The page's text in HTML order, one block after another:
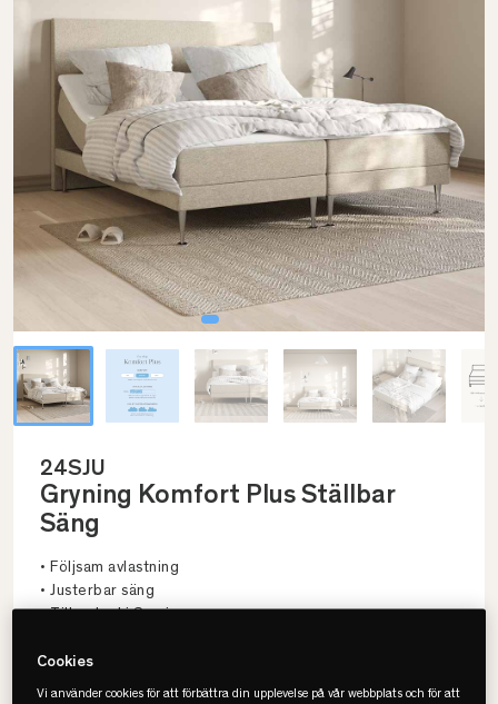
24SJU
Gryning Komfort Plus Ställbar
Säng
• Följsam avlastning
• Justerbar säng
Välj storlek
Cookies
Vi använder cookies för att förbättra din upplevelse på vår webbplats och för att